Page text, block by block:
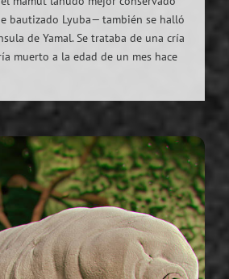
bautizado Lyuba— también se halló
de Yamal. Se trataba de una cría
muerto a la edad de un mes hace